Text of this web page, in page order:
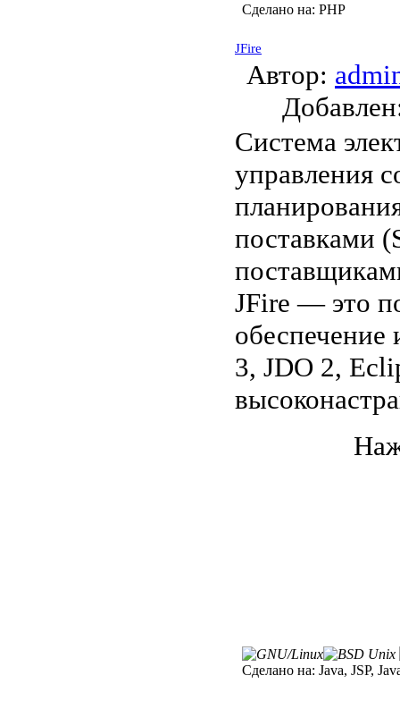
Сделано на: PHP
JFire
Автор:
Система
управления
поставками
JFire — это
обеспечение
3, JDO 2,
Сделано на: Java, JSP,